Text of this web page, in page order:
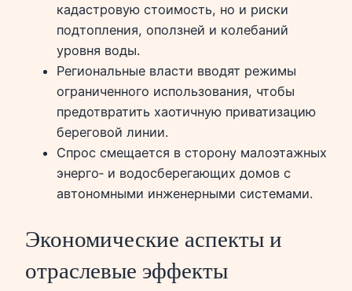
кадастровую стоимость, но и риски
подтопления, оползней и колебаний
уровня воды.
Региональные власти вводят режимы
ограниченного использования, чтобы
предотвратить хаотичную приватизацию
береговой линии.
Спрос смещается в сторону малоэтажных
энерго‑ и водосберегающих домов с
автономными инженерными системами.
Экономические аспекты и
отраслевые эффекты